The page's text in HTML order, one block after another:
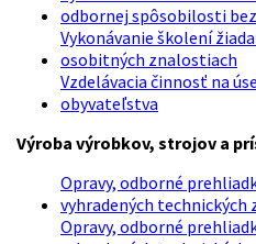
odbornej spôsobilosti
Vykonávanie školení
osobitných znalostiach
Vzdelávacia činnosť na
obyvateľstva
Výroba výrobkov, strojov a
Opravy, odborné
vyhradených technických
Opravy, odborné